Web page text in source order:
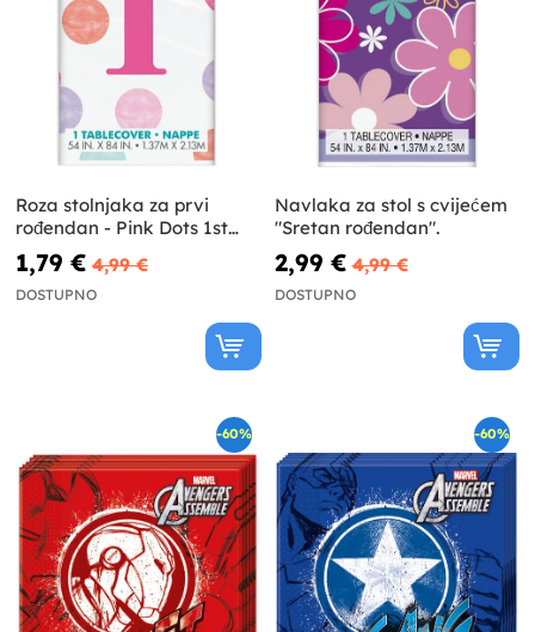
Roza stolnjaka za prvi
rođendan - Pink Dots 1st
Birthday
1,79 € 4,99 €
DOSTUPNO
Navlaka za stol s cvijećem
"Sretan rođendan".
2,99 € 4,99 €
DOSTUPNO
-60% -60%